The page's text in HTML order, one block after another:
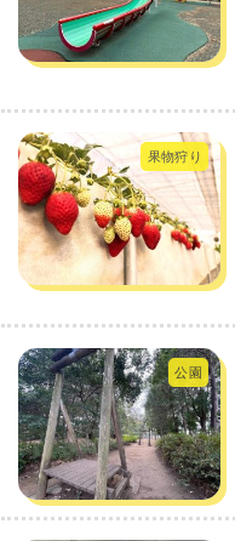
果物狩り
公園